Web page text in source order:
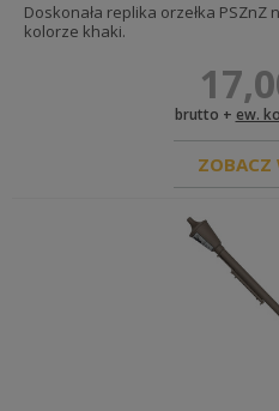
Doskonała replika orzełka
kolorze khaki.
brutto + ew.
ZOBACZ